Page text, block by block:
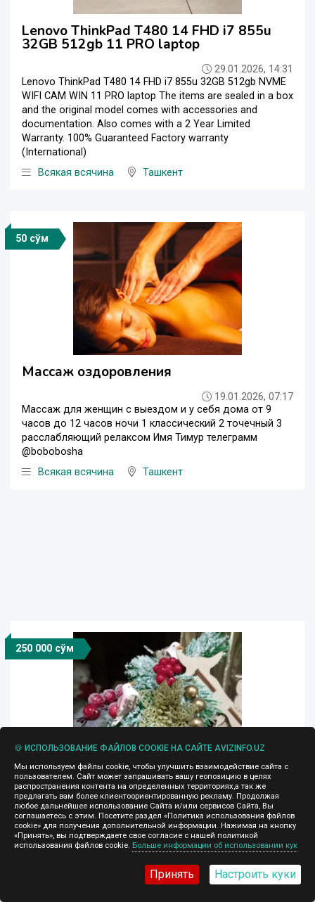
Lenovo ThinkPad T480 14 FHD i7 855u
32GB 512gb 11 PRO laptop
29.01.2026, 14:31
Lenovo ThinkPad T480 14 FHD i7 855u 32GB 512gb NVME
WIFI CAM WIN 11 PRO laptop The items are sealed in a box
and the original model comes with accessories and
documentation. Also comes with a 2 Year Limited
Warranty. 100% Guaranteed Factory warranty
(International)
Всякая всячина
Ташкент
50 сўм
Массаж оздоровления
19.01.2026, 07:17
Массаж для женщин с выездом и у себя дома от 9
часов до 12 часов ночи 1 классический 2 точечный 3
расслабляющий релаксом Имя Тимур телеграмм
@bobobosha
Всякая всячина
Ташкент
250 000 сўм
Новогодние сувениры на 2026 год
🍪 ИСПОЛЬЗОВАНИЕ ФАЙЛОВ COOKIE НА САЙТЕ AVIZINFO.UZ
Мы используем файлы cookie, чтобы улучшить взаимодействие сайта с
пользователем. Сайт может запрашивать вашу геопозицию в целях
распространения контента на определенных территориях,а так же
предлагать вам более клиентоориентированную рекламу. Продолжая
любое дальнейшее использование Сайта и/или сервисов Сайта, Вы
соглашаетесь с этим. Посетите раздел «Политика использования файлов
cookie» для получения дополнительной информации. Нажимая на кнопку
«Принять», вы подтверждаете свое согласие с нашей политикой
использования файлов cookie. Больше информации об использовании кук
Принять Настроить куки